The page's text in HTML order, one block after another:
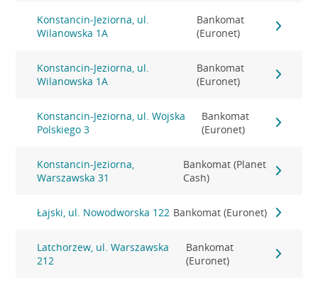
Konstancin-Jeziorna, ul.
Wilanowska 1A
Bankomat
(Euronet)
Konstancin-Jeziorna, ul.
Wilanowska 1A
Bankomat
(Euronet)
Konstancin-Jeziorna, ul. Wojska
Polskiego 3
Bankomat
(Euronet)
Konstancin-Jeziorna,
Warszawska 31
Bankomat (Planet
Cash)
Łajski, ul. Nowodworska 122 Bankomat (Euronet)
Latchorzew, ul. Warszawska
212
Bankomat
(Euronet)